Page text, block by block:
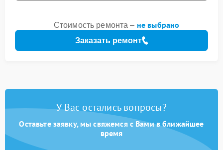
Заказать ремонт
Стоимость ремонта – не выбрано
У Вас остались вопросы?
Оставьте заявку, мы свяжемся с Вами в ближайшее
время